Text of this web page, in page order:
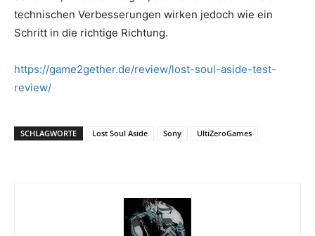
technischen Verbesserungen wirken jedoch wie ein
Schritt in die richtige Richtung.
https://game2gether.de/review/lost-soul-aside-test-
review/
SCHLAGWORTE Lost Soul Aside Sony UltiZeroGames